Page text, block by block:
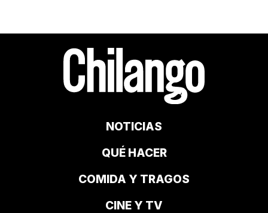
NOTICIAS
QUÉ HACER
COMIDA Y TRAGOS
CINE Y TV